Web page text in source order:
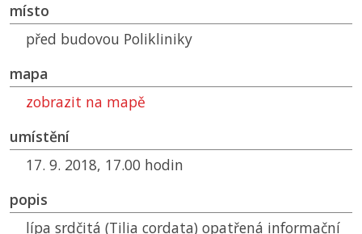
místo
před budovou Polikliniky
mapa
zobrazit na mapě
umístění
17. 9. 2018, 17.00 hodin
popis
lípa srdčitá (Tilia cordata) opatřená informační